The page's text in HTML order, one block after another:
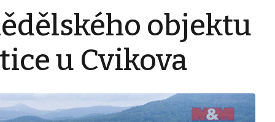
objektu
u Cvikova